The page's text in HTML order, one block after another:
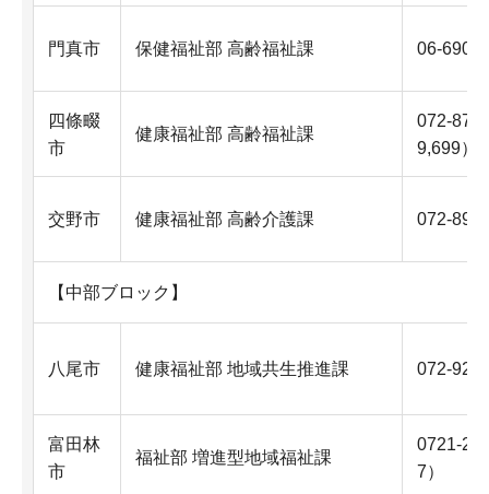
門真市 保健福祉部 高齢福祉課 06-
四條畷
市
健康福祉部 高齢福祉課
072-
9,699）
交野市 健康福祉部 高齢介護課 072-
【中部ブロック】
八尾市 健康福祉部 地域共生推進課 072-
富田林
市
福祉部 増進型地域福祉課
0721-
7）